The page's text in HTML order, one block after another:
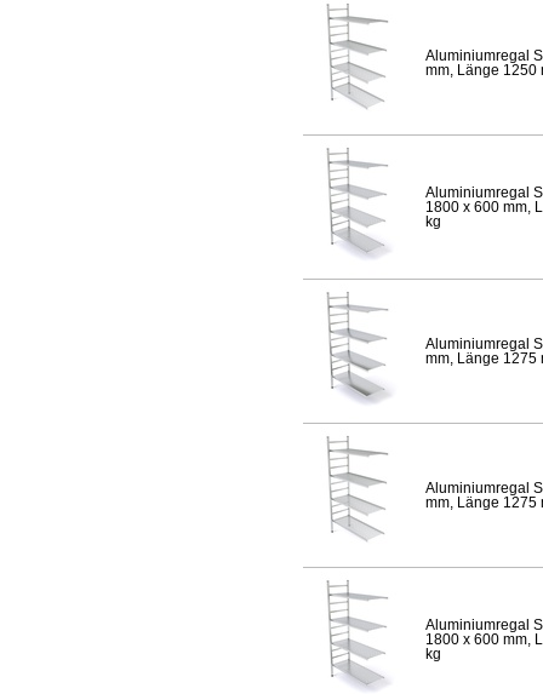
Aluminiumregal
mm, Länge 1250
Aluminiumregal
1800 x 600 mm,
kg
Aluminiumregal
mm, Länge 1275
Aluminiumregal
mm, Länge 1275
Aluminiumregal
1800 x 600 mm,
kg